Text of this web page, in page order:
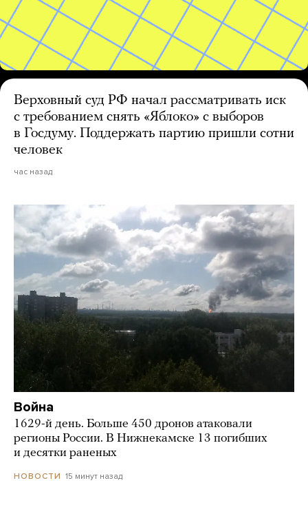
Верховный суд РФ начал рассматривать иск
с требованием снять «Яблоко» с выборов
в Госдуму. Поддержать партию пришли сотни
человек
час назад
Война
1629-й день. Больше 450 дронов атаковали
регионы России. В Нижнекамске 13 погибших
и десятки раненых
НОВОСТИ 15 минут назад